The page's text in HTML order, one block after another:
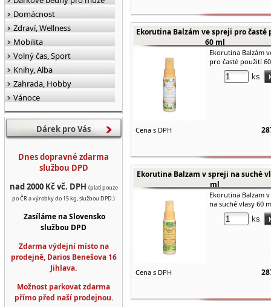
Ekorutina Balzám ve spreji pro časté
60 ml
Ekorutina Balzám
pro časté použití
ks
Cena s DPH
Ekorutina Balzam v spreji na suché
ml
Ekorutina Balzam
na suché vlasy 60
ks
Cena s DPH
Domácnost
Zdraví, Wellness
Mobilita
Volný čas, Sport
Knihy, Alba
Zahrada, Hobby
Vánoce
Dárek pro Vás
Dnes dopravné zdarma
službou DPD
nad 2000 Kč vč. DPH (platí pouze
po ČR a výrobky do 15 kg, službou DPD.)
Zasíláme na Slovensko
službou DPD
Zdarma výdejní místo na
prodejně, Darios Benešova 16
Jihlava.
Možnost parkovat zdarma
přímo před naší prodejnou.